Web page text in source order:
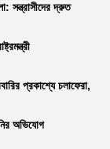
শীর্ষ ব্যবসায়ী
সন্ত্রাসীদের দ্রুত
প্রকাশ্যে চলাফেরা,
অভিযোগ